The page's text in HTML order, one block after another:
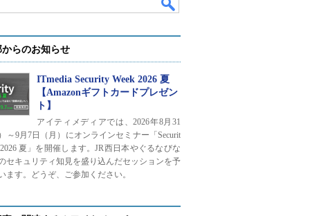
らのお知らせ
ITmedia Security Week 2026 夏
【Amazonギフトカードプレゼン
ト】
アイティメディアでは、2026年8月31
～9月7日（月）にオンラインセミナー「Securit
2026 夏」を開催します。JR西日本やぐるなびな
セキュリティ知見を盛り込んだセッションを予
ます。どうぞ、ご参加ください。